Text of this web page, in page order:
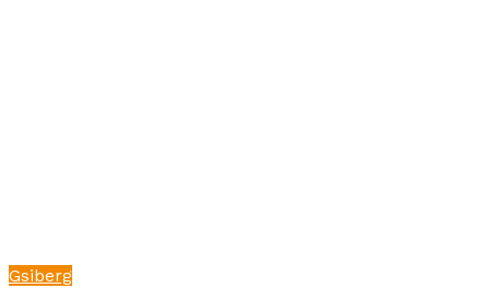
Gsiberg